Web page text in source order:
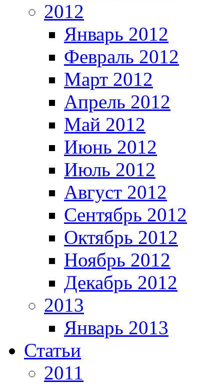
2012
Январь 2012
Февраль 2012
Март 2012
Апрель 2012
Май 2012
Июнь 2012
Июль 2012
Август 2012
Сентябрь 2012
Октябрь 2012
Ноябрь 2012
Декабрь 2012
2013
Январь 2013
Статьи
2011